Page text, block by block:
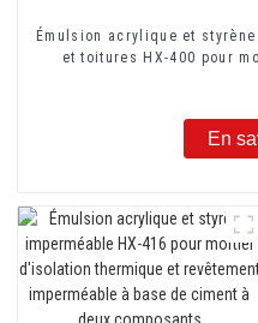
Émulsion acrylique et
et toitures HX-400 pour
En